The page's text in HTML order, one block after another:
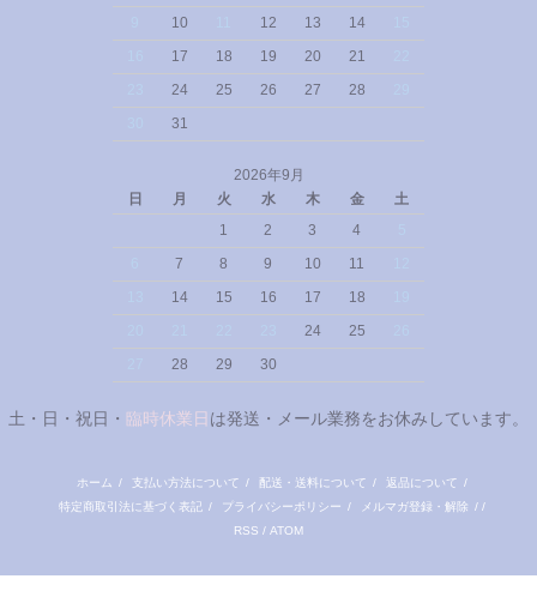
10 12 13 14
17 18 19 20 21
24 25 26 27 28
31
2026年9月
日
月 火 水 木 金
土
1
2 3 4
7 8 9 10 11
14 15 16 17 18
24 25
28 29 30
土・日・祝日・ 臨時休業日 は発送・メール業務をお休みしています。
ホーム / 支払い方法について / 配送・送料について / 返品について /
特定商取引法に基づく表記 / プライバシーポリシー / メルマガ登録・解除 / /
RSS / ATOM